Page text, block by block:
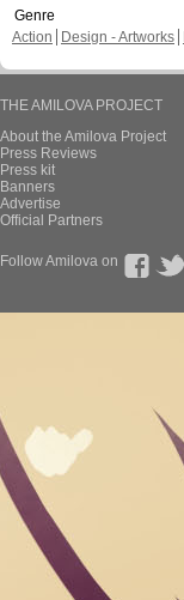
Genre
Action
Design - Artworks
THE AMILOVA PROJECT
About the Amilova Project
Press Reviews
Press kit
Banners
Advertise
Official Partners
Follow Amilova on